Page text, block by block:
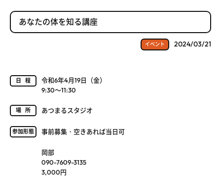
あなたの体を知る講座
イベント 2024/03/21
日程
令和6年4月19日（金）
9:30～11:30
場所 あつまるスタジオ
参加形態 事前募集・空きあれば当日可
岡部
090-7609-3135
3,000円